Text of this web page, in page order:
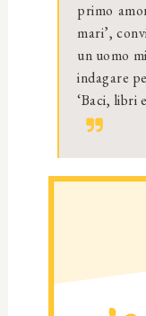
primo
mari’,
un uomo
indagare
‘Baci, libri